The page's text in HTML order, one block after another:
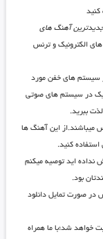
کنید
آهنگ های
الکترونیک و ترنس
سیستم های خفن مورد
در سیستم های صوتی
ببرید.
میباشند.از این آهنگ ها
کنید.
نداده اید توصیه میکنم
بود.
در صورت تمایل دانلود
خواهد شد؛با ما همراه